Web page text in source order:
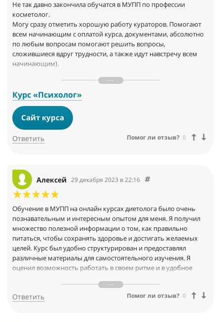
Не так давно закончила обучатся в МУПП по профессии
косметолог.
Могу сразу отметить хорошую работу кураторов. Помогают
всем начинающим с оплатой курса, документами, абсолютно
по любым вопросам помогают решить вопросы,
сложившиеся вдруг трудности, а также идут навстречу всем
начинающим).
приняли в новый салон. По сертификату учусь на массаж как
закончу курс, напишу второй отзыв или дополню этот, если
получится.
Курс «Психолог»
Сайт курса
Ответить Помог ли отзыв? 0
Алексей 29 декабря 2023 в 22:16
Обучение в МУПП на онлайн курсах диетолога было очень
познавательным и интересным опытом для меня. Я получил
множество полезной информации о том, как правильно
питаться, чтобы сохранять здоровье и достигать желаемых
целей. Курс был удобно структурирован и предоставлял
различные материалы для самостоятельного изучения. Я
оценил возможность работать в своем ритме и в удобное
преподаватели, готовые ответить на любые вопросы и дать
советы. Я узнал много нового и с удовольствием рекомендую
Ответить Помог ли отзыв? 0